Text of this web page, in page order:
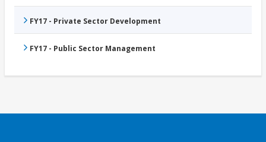
FY17 - Private Sector Development
FY17 - Public Sector Management